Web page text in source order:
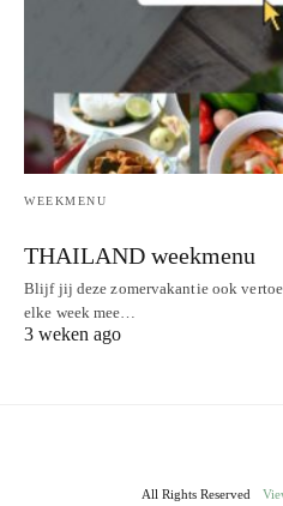
WEEKMENU
THAILAND weekmenu
Blijf jij deze zomervakantie ook
elke week mee…
3 weken ago
All Rights Reserved